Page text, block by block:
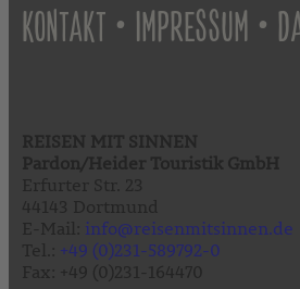
KONTAKT • IMPRESSUM •
info@reisenmitsinnen.de
+49 (0)231-589792-0